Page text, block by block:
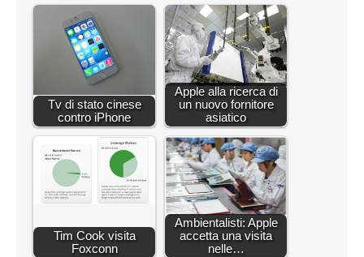
Tv di stato cinese
contro iPhone
Apple alla ricerca di
un nuovo fornitore
asiatico
Tim Cook visita
Foxconn
Ambientalisti: Apple
accetta una visita
nelle…